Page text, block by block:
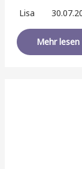
Lisa
Mehr lesen